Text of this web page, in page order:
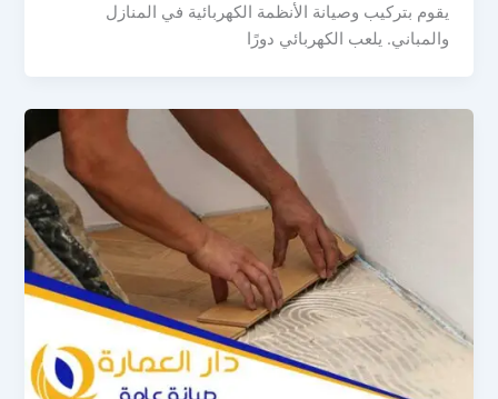
يقوم بتركيب وصيانة الأنظمة الكهربائية في المنازل
والمباني. يلعب الكهربائي دورًا